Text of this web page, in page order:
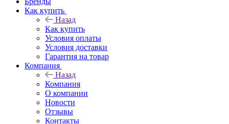
Как купить
Назад
Как купить
Условия оплаты
Условия доставки
Гарантия на товар
Компания
Назад
Компания
О компании
Новости
Отзывы
Контакты